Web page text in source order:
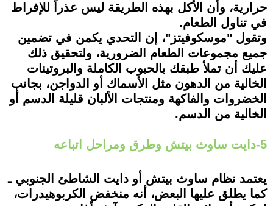
حرارية، وأن الأكل بهذه الطريقة ليس عذراً للإفراط
في تناول الطعام.
وتقول "موسكوفيتز"، إن التحدي يكمن في تضمين
جميع مجموعات الطعام الضرورية، ولتحقيق ذلك
عليك أن تملأ طبقك بالحبوب الكاملة والبروتينات
الخالية من الدهون مثل الأسماك أو الدواجن، بجانب
الخضروات والفاكهة ومنتجات الألبان قليلة الدسم أو
الخالية من الدسم.
5-دايت ساوث بيتش وطرق ومراحل اتباعه
يعتمد نظام ساوث بيتش أو دايت الشاطئ الجنوبي ـ
كما يطلق عليها البعض، أنه منخفض الكربوهيدرات،